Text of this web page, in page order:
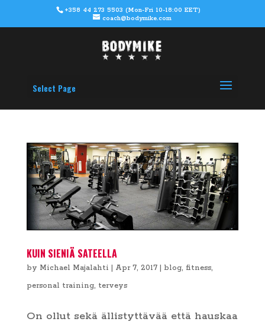
+358 44 273 5503 (Mon-Fri 10-18:00 EET)
coach@bodymike.com
Select Page
KUIN SIENIÄ SATEELLA
by Michael Majalahti Apr 7, 2017| blog, fitness,
personal training, terveys
On ollut sekä ällistyttävää että hauskaa